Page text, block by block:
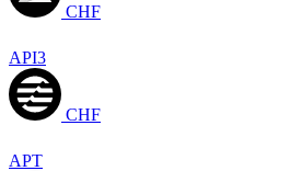
CHF
API3
CHF
APT